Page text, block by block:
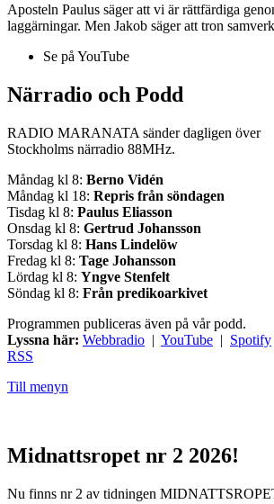
Aposteln Paulus säger att vi är rättfärdiga
laggärningar. Men Jakob säger att tron
Se på YouTube
Närradio och Podd
RADIO MARANATA sänder dagligen över
Stockholms närradio 88MHz.
Måndag kl 8: Berno Vidén
Måndag kl 18: Repris från söndagen
Tisdag kl 8: Paulus Eliasson
Onsdag kl 8: Gertrud Johansson
Torsdag kl 8: Hans Lindelöw
Fredag kl 8: Tage Johansson
Lördag kl 8: Yngve Stenfelt
Söndag kl 8: Från predikoarkivet
Programmen publiceras även på vår podd.
Lyssna här: Webbradio | YouTube | Spotify
RSS
Till menyn
Midnattsropet nr 2 2026!
Nu finns nr 2 av tidningen